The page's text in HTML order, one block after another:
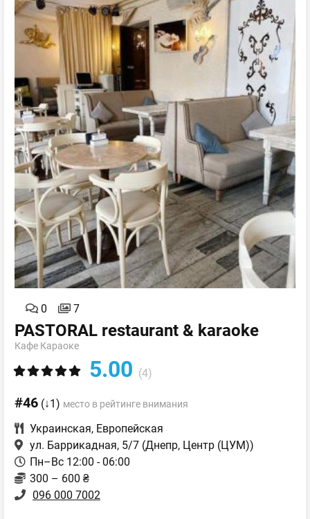
0 7
PASTORAL restaurant & karaoke
Кафе Караоке
5.00 (4)
#46 (↓1) место в рейтинге внимания
Украинская, Европейская
ул. Баррикадная, 5/7 (Днепр, Центр (ЦУМ))
Пн–Вс 12:00 - 06:00
300 – 600 ₴
096 000 7002